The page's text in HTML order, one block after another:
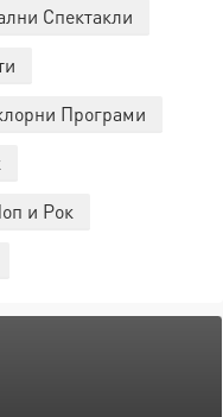
Спектакли
Програми
и Рок